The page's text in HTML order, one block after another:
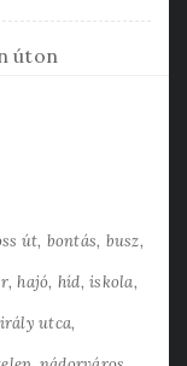
úton
út bontás busz
hajó híd iskola
utca